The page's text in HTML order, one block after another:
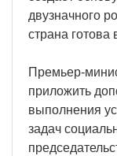
двузначного
страна готова
Премьер-
приложить
выполнения
задач